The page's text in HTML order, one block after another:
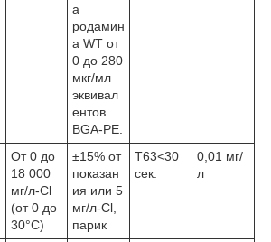
а
родамин
а WT от
0 до 280
мкг/мл
эквивал
ентов
BGA-PE.
От 0 до
18 000
мг/л-Cl
(от 0 до
30°C)
±15% от
показан
ия или 5
мг/л-Cl,
парик
Т63<30
сек.
0,01 мг/
л